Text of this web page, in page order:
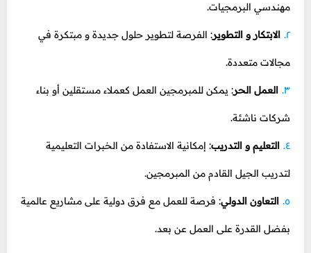
مهندسي البرمجيات.
الابتكار و التطوير: الفرصة لتطوير حلول جديدة و مبتكرة في
مجالات متعددة.
العمل الحر: يمكن للمبرمجين العمل كعملاء مستقلين أو بناء
شركات ناشئة.
التعليم و التدريب: إمكانية الاستفادة من الخبرات التعليمية
لتدريب الجيل القادم من المبرمجين.
التعاون الدولي: فرصة للعمل مع فرق دولية على مشاريع عالمية
بفضل القدرة على العمل عن بعد.